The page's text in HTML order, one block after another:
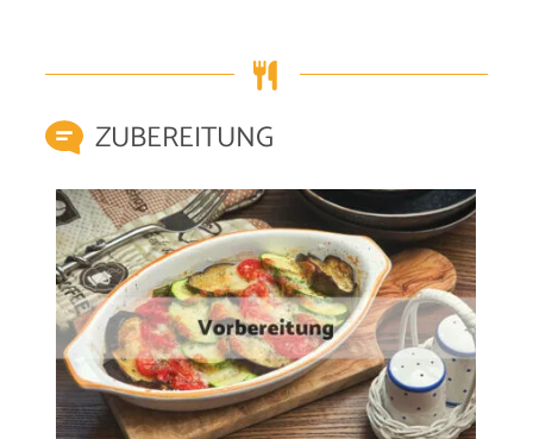
ZUBEREITUNG